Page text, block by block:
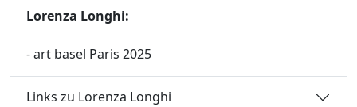
Lorenza Longhi:
- art basel Paris 2025
Links zu Lorenza Longhi